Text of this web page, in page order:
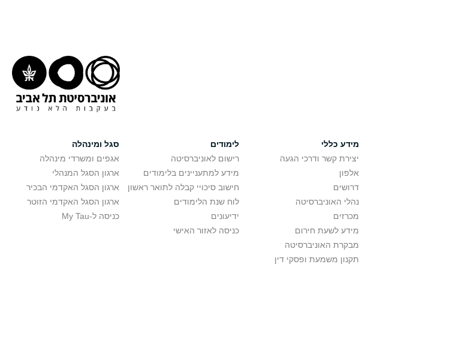
מידע כללי
יצירת קשר ודרכי הגעה
אלפון
דרושים
נהלי האוניברסיטה
מכרזים
מידע לשעת חירום
מבקרת האוניברסיטה
תקנון משמעת ופסקי דין
לימודים
רישום לאוניברסיטה
מידע למתעניינים בלימודים
חישוב סיכויי קבלה לתואר ראשון
לוח שנת הלימודים
ידיעונים
כניסה לאזור האישי
סגל ומינהלה
אגפים ומשרדי מינהלה
ארגון הסגל המנהלי
ארגון הסגל האקדמי הבכיר
ארגון הסגל האקדמי הזוטר
כניסה ל-My Tau